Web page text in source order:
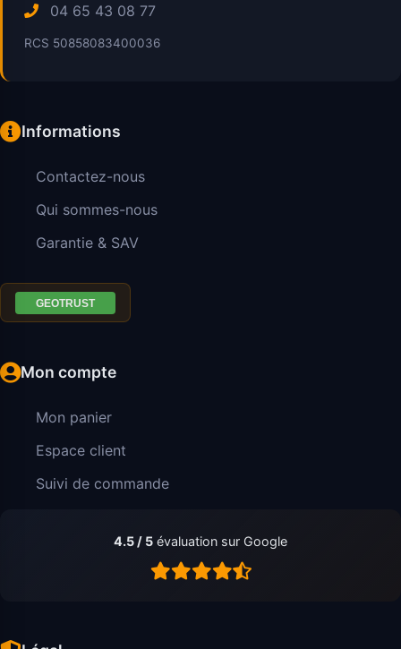
04 65 43 08 77
RCS 50858083400036
Informations
Contactez-nous
Qui sommes-nous
Garantie & SAV
Mon compte
Mon panier
Espace client
Suivi de commande
4.5 / 5 évaluation sur Google